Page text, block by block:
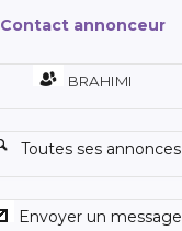
Contact annonceur
BRAHIMI
Toutes ses annonces
Envoyer un message